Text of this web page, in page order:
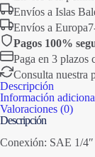
1173
cantidad
Envíos a Islas
Envíos a Europa
Pagos 100%
Paga en 3 plazos
Consulta nuestra
Descripción
Información
Valoraciones (0)
Descripción
Conexión: SAE 1/4″